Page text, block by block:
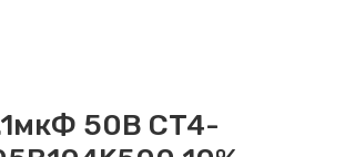
50В CT4-